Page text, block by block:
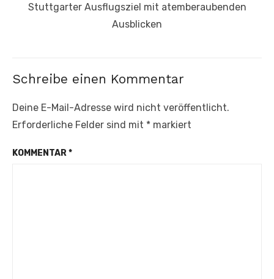
Beitrag:
Stuttgarter Ausflugsziel mit atemberaubenden
Ausblicken
Schreibe einen Kommentar
Deine E-Mail-Adresse wird nicht veröffentlicht.
Erforderliche Felder sind mit * markiert
KOMMENTAR*